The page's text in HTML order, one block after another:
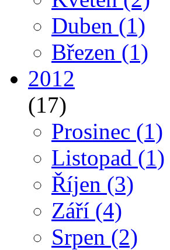
Duben (1)
Březen (1)
2012
(17)
Prosinec (1)
Listopad (1)
Říjen (3)
Září (4)
Srpen (2)